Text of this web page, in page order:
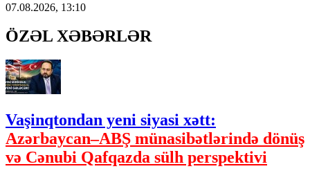
07.08.2026, 13:10
ÖZƏL XƏBƏRLƏR
Vaşinqtondan yeni siyasi xətt:
Azərbaycan–ABŞ münasibətlərində dönüş
və Cənubi Qafqazda sülh perspektivi